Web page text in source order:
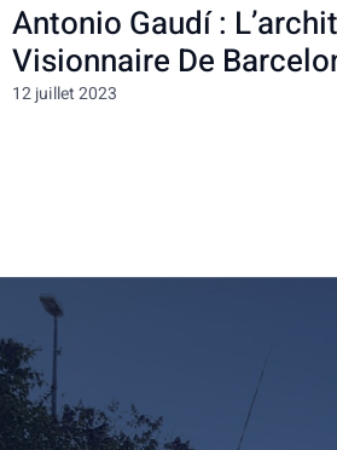
Antonio Gaudí :
Visionnaire De
12 juillet 2023